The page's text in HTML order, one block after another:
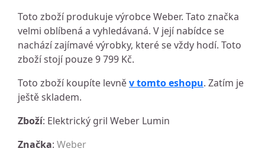
Toto zboží produkuje výrobce Weber. Tato značka
velmi oblíbená a vyhledávaná. V její nabídce se
nachází zajímavé výrobky, které se vždy hodí. Toto
zboží stojí pouze 9 799 Kč.
Toto zboží koupíte levněv tomto eshopu. Zatím je
ještě skladem.
Zboží: Elektrický gril Weber Lumin
Značka: Weber